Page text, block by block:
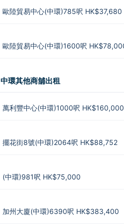
歐陸貿易中心(中環)785呎 HK$37,680
歐陸貿易中心(中環)1600呎
中環其他商舖出租
萬利豐中心(中環)1000呎 HK$160,000
擺花街8號(中環)2064呎 HK$88,752
(中環)981呎 HK$75,000
加州大廈(中環)6390呎 HK$383,400